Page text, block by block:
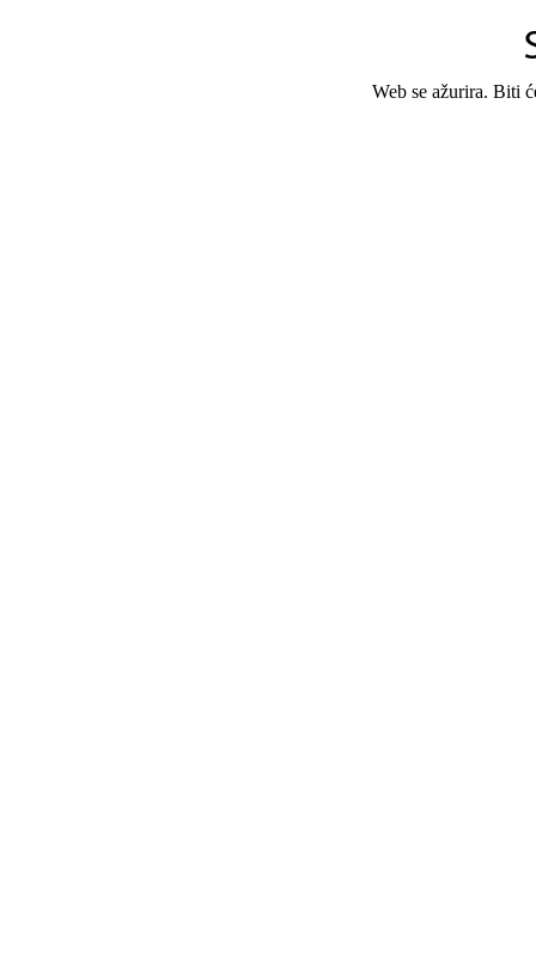
Web se ažurira. Biti